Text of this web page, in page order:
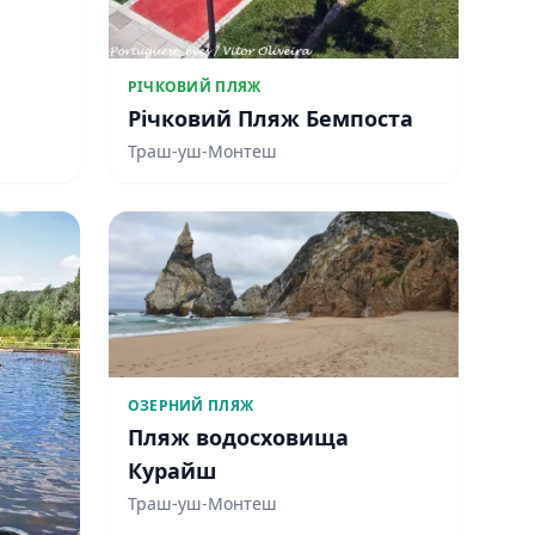
РІЧКОВИЙ ПЛЯЖ
Річковий Пляж Бемпоста
Траш-уш-Монтеш
ОЗЕРНИЙ ПЛЯЖ
Пляж водосховища
Курайш
Траш-уш-Монтеш